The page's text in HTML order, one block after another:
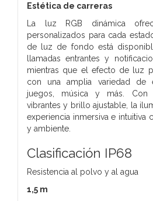
Estética de carreras
La luz RGB dinámica
personalizados para cada
de luz de fondo está
llamadas entrantes y
mientras que el efecto de luz
con una amplia variedad de
juegos, música y más.
vibrantes y brillo ajustable, la
experiencia inmersiva e intuitiva
y ambiente.
Clasificación IP68
Resistencia al polvo y al agua
1,5 m